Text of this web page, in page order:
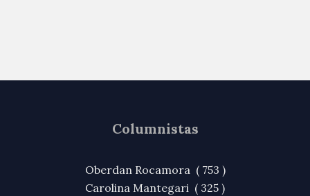
Columnistas
Oberdan Rocamora ( 753 )
Carolina Mantegari ( 325 )